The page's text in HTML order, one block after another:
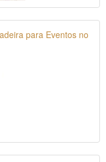
para Eventos no